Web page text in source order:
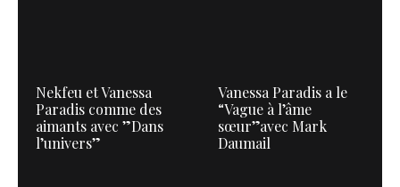
Nekfeu et Vanessa
Paradis comme des
aimants avec ”Dans
l’univers”
Vanessa Paradis a le
“Vague à l’âme
sœur”avec Mark
Daumail